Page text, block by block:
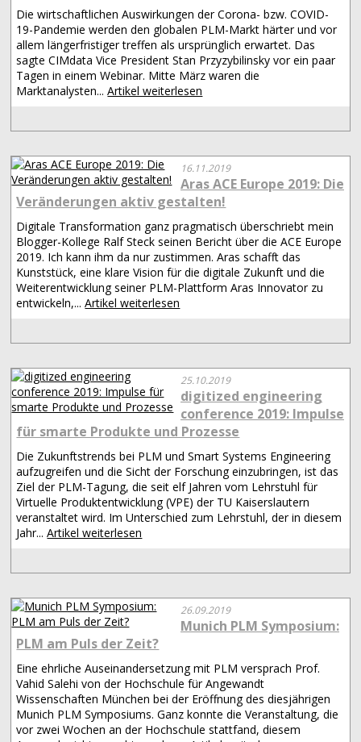
Die wirtschaftlichen Auswirkungen der Corona- bzw. COVID-
19-Pandemie werden den globalen PLM-Markt härter und vor
allem längerfristiger treffen als ursprünglich erwartet. Das
sagte CIMdata Vice President Stan Przyzybilinsky vor ein paar
Tagen in einem Webinar. Mitte März waren die
Marktanalysten...Artikel weiterlesen
16.11.2019
Aras ACE Europe 2019: Die
Veränderungen aktiv gestalten!
Digitale Transformation ganz pragmatisch überschriebt mein
Blogger-Kollege Ralf Steck seinen Bericht über die ACE Europe
2019. Ich kann ihm da nur zustimmen. Aras schafft das
Kunststück, eine klare Vision für die digitale Zukunft und die
Weiterentwicklung seiner PLM-Plattform Aras Innovator zu
entwickeln,...Artikel weiterlesen
25.10.2019
digitized engineering
conference 2019: Impulse
für smarte Produkte und Prozesse
Die Zukunftstrends bei PLM und Smart Systems Engineering
aufzugreifen und die Sicht der Forschung einzubringen, ist das
Ziel der PLM-Tagung, die seit elf Jahren vom Lehrstuhl für
Virtuelle Produktentwicklung (VPE) der TU Kaiserslautern
veranstaltet wird. Im Unterschied zum Lehrstuhl, der in diesem
Jahr...Artikel weiterlesen
26.09.2019
Munich PLM Symposium:
PLM am Puls der Zeit?
Eine ehrliche Auseinandersetzung mit PLM versprach Prof.
Vahid Salehi von der Hochschule für Angewandt
Wissenschaften München bei der Eröffnung des diesjährigen
Munich PLM Symposiums. Ganz konnte die Veranstaltung, die
vor zwei Wochen an der Hochschule stattfand, diesem